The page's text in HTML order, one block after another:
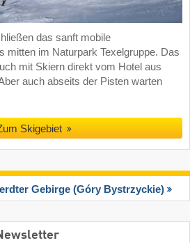
das sanft mobile
mitten im Naturpark Texelgruppe. Das
mit Skiern direkt vom Hotel aus
auch abseits der Pisten warten
Skigebiet
Gebirge (Góry Bystrzyckie)